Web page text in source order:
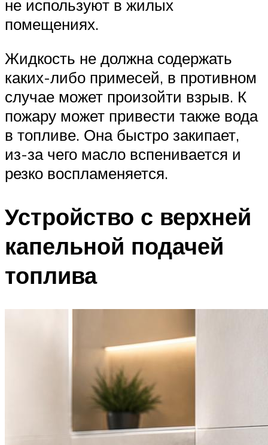
не используют в жилых
помещениях.
Жидкость не должна содержать
каких-либо примесей, в противном
случае может произойти взрыв. К
пожару может привести также вода
в топливе. Она быстро закипает,
из-за чего масло вспенивается и
резко воспламеняется.
Устройство с верхней
капельной подачей
топлива